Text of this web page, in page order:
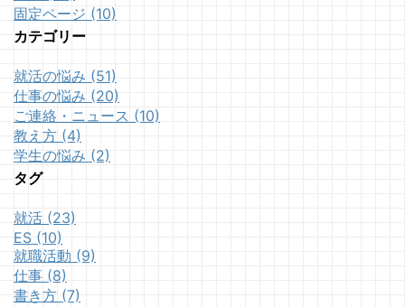
固定ページ (10)
カテゴリー
就活の悩み (51)
仕事の悩み (20)
ご連絡・ニュース (10)
教え方 (4)
学生の悩み (2)
タグ
就活 (23)
ES (10)
就職活動 (9)
仕事 (8)
書き方 (7)